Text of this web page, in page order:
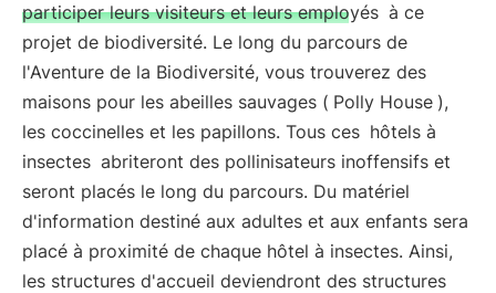
participer leurs visiteurs et leurs employés à ce
projet de biodiversité. Le long du parcours de
l'Aventure de la Biodiversité, vous trouverez des
maisons pour les abeilles sauvages ( Polly House ),
les coccinelles et les papillons. Tous ces hôtels à
insectes abriteront des pollinisateurs inoffensifs et
seront placés le long du parcours. Du matériel
d'information destiné aux adultes et aux enfants sera
placé à proximité de chaque hôtel à insectes. Ainsi,
les structures d'accueil deviendront des structures